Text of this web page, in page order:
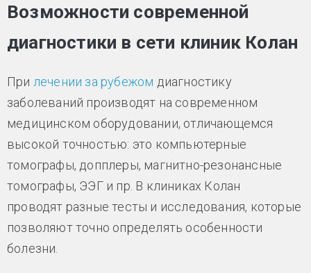
Возможности современной
диагностики в сети клиник Колан
При лечении за рубежом диагностику
заболеваний производят на современном
медицинском оборудовании, отличающемся
высокой точностью: это компьютерные
томографы, допплеры, магнитно-резонансные
томографы, ЭЭГ и пр. В клиниках Колан
проводят разные тесты и исследования, которые
позволяют точно определять особенности
болезни.